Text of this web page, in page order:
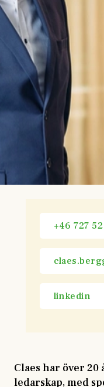
+46 727
linkedin
Claes har över
ledarskap, med